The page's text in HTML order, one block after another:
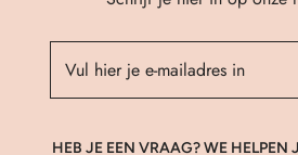
HEB JE EEN VRAAG? WE HELPEN